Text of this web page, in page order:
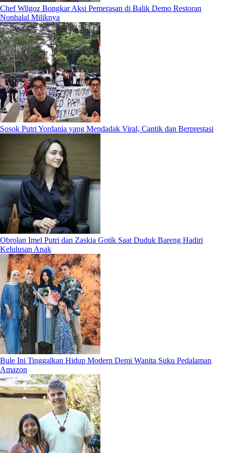
Chef Wilgoz Bongkar Aksi Pemerasan di Balik Demo Restoran
Nonhalal Miliknya
Sosok Putri Yordania yang Mendadak Viral, Cantik dan Berprestasi
Obrolan Imel Putri dan Zaskia Gotik Saat Duduk Bareng Hadiri
Kelulusan Anak
Bule Ini Tinggalkan Hidup Modern Demi Wanita Suku Pedalaman
Amazon